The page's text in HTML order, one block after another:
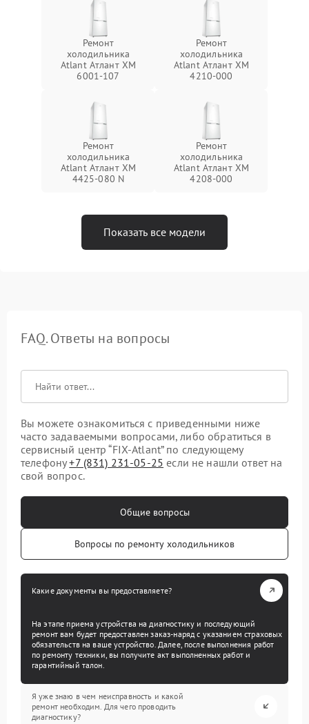
Ремонт
холодильника
Atlant Атлант ХМ
6001-107
Ремонт
холодильника
Atlant Атлант ХМ
4210-000
Ремонт
холодильника
Atlant Атлант ХМ
4425-080 N
Ремонт
холодильника
Atlant Атлант ХМ
4208-000
Показать все модели
FAQ. Ответы на вопросы
Вы можете ознакомиться с приведенными ниже
часто задаваемыми вопросами, либо обратиться в
сервисный центр “FIX-Atlant” по следующему
телефону+7 (831) 231-05-25 если не нашли ответ на
свой вопрос.
Общие вопросы
Вопросы по ремонту холодильников
Какие документы вы предоставляете?
На этапе приема устройства на диагностику и последующий
ремонт вам будет предоставлен заказ-наряд с указанием страховых
обязательств на ваше устройство. Далее, после выполнения работ
по ремонту техники, вы получите акт выполненных работ и
гарантийный талон.
Я уже знаю в чем неисправность и какой
ремонт необходим. Для чего проводить
диагностику?